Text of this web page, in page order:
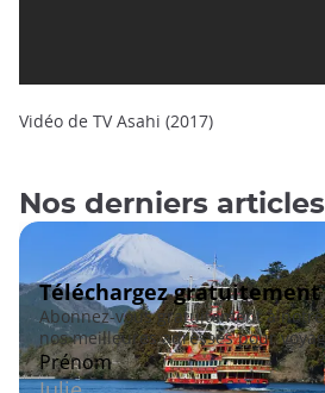
Vidéo de TV Asahi (2017)
Nos derniers articles